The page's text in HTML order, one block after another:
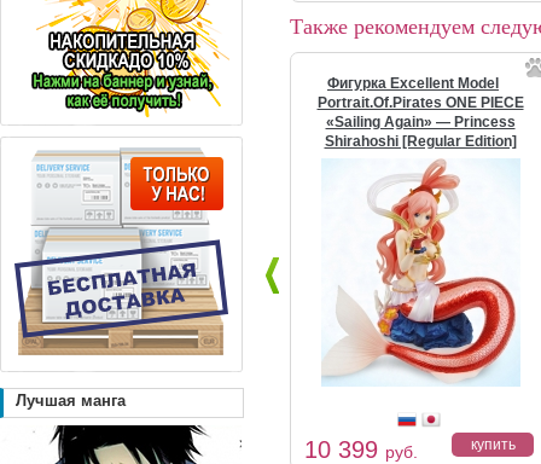
Также рекомендуем
Фигурка Excellent Model
Portrait.Of.Pirates ONE PIECE
«Sailing Again» — Princess
Shirahoshi [Regular Edition]
10 399 руб. купить
Лучшая манга